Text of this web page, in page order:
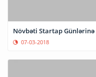
07-03-2018